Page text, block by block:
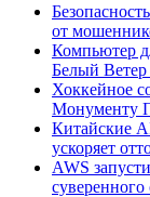
от
Компьютер
Белый Ветер
Хоккейное
Монументу
Китайские
ускоряет
AWS